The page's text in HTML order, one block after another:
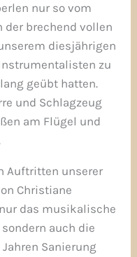
nur so vom
der brechend vollen
diesjährigen
zu
geübt hatten.
und Schlagzeug
am Flügel und
Auftritten unserer
Christiane
das musikalische
auch die
Sanierung